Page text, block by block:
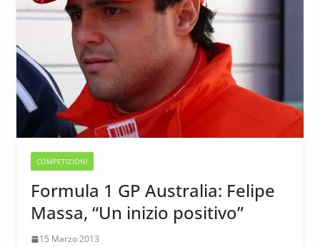
COMPETIZIONI
Formula 1 GP Australia: Felipe
Massa, “Un inizio positivo”
15 Marzo 2013